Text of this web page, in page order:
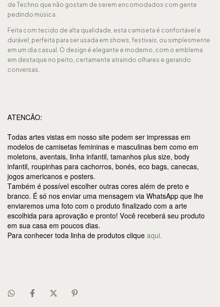
de Techno que não gostam de serem encomodados com gente
pedindo música.
Feita com tecido de alta qualidade, esta camiseta é confortável e
durável, perfeita para ser usada em shows, festivais, ou simplesmente
em um dia casual. O design é elegante e moderno, com o emblema
em destaque no peito, certamente atraindo olhares e gerando
conversas.
ATENCÃO:
Todas artes vistas em nosso site podem ser impressas em
modelos de camisetas femininas e masculinas bem como em
moletons, aventais, linha infantil, tamanhos plus size, body
infantil, roupinhas para cachorros, bonés, eco bags, canecas,
jogos americanos e posters.
Também é possível escolher outras cores além de preto e
branco. É só nos enviar uma mensagem via WhatsApp que lhe
enviaremos uma foto com o produto finalizado com a arte
escolhida para aprovação e pronto! Você receberá seu produto
em sua casa em poucos dias.
Para conhecer toda linha de produtos clique aqui.